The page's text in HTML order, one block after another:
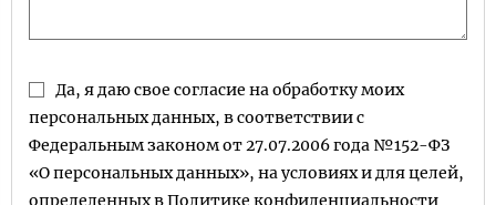
Да, я даю свое согласие на обработку моих
персональных данных, в соответствии с
Федеральным законом от 27.07.2006 года №152-ФЗ
«О персональных данных», на условиях и для целей,
определенных вПолитике конфиденциальности